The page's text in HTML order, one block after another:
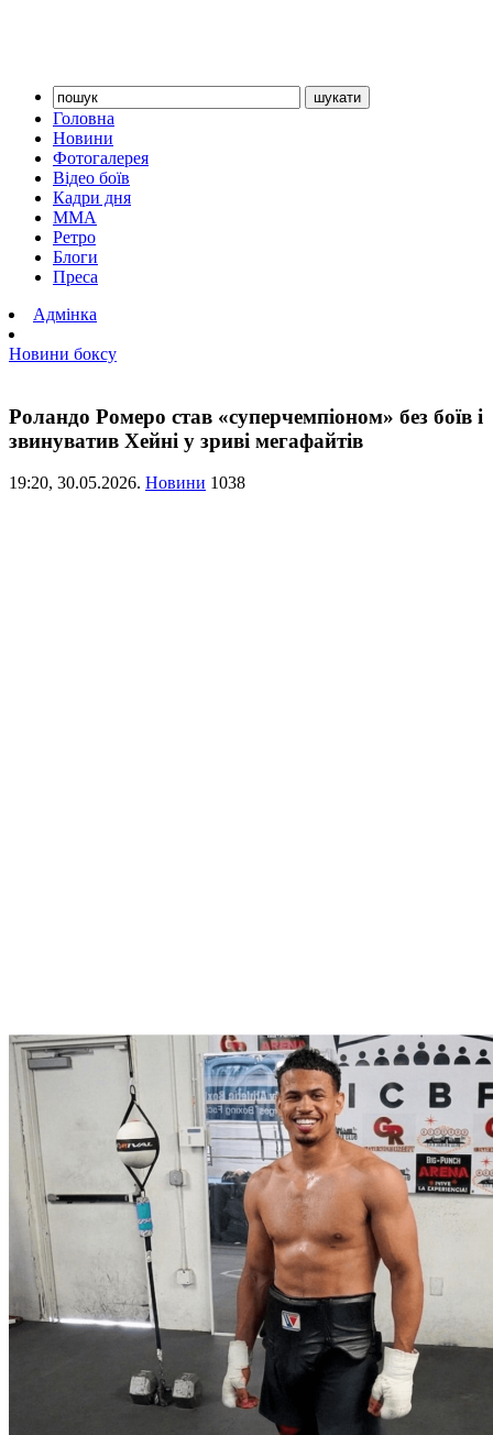
Головна
Новини
Фотогалерея
Відео боїв
Кадри дня
ММА
Ретро
Блоги
Преса
Адмінка
Новини боксу
Роландо Ромеро став «суперчемпіоном» без боїв і
звинуватив Хейні у зриві мегафайтів
19:20, 30.05.2026. Новини 1038